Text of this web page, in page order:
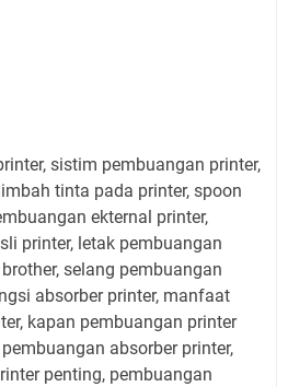
sistim pembuangan printer,
tinta pada printer, spoon
ekternal printer,
printer, letak pembuangan
selang pembuangan
absorber printer, manfaat
kapan pembuangan printer
absorber printer,
penting, pembuangan